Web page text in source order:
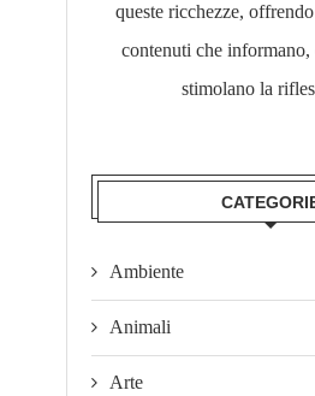
queste ricchezze,
contenuti che informano,
stimolano la
Ambiente
Animali
Arte